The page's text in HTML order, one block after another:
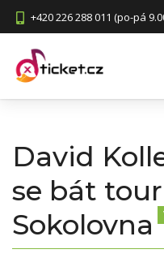
+420 226 288 011 (po-pá
David
se bát
Sokolovna